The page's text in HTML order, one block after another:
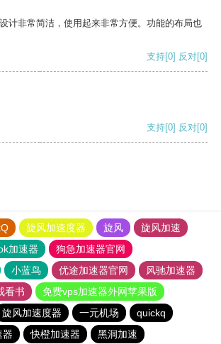
计非常简洁，使用起来非常方便。功能的布局也
支持[0] 反对[0]
支持[0] 反对[0]
旋风加速度器 旋风
旋风加速
加速器
狗急加速器官网
小蓝鸟 优途加速器官网
风驰加速器
看书
免费vps加速器外网苹果版
旋风加速度器 一元机场
quickq
器
快橙加速器 黑洞加速